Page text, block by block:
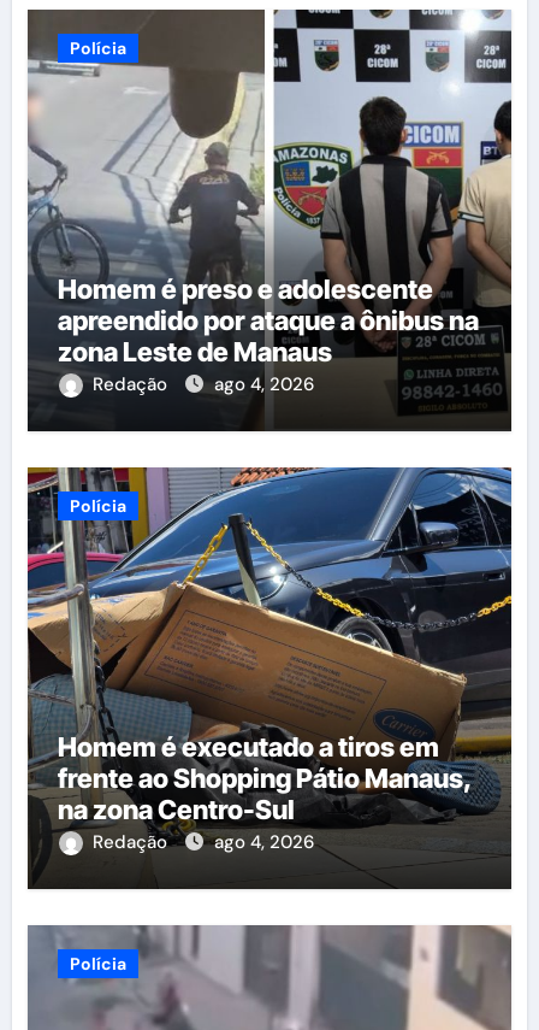
Polícia
Homem é preso e adolescente
apreendido por ataque a ônibus na
zona Leste de Manaus
Redação ago 4, 2026
Polícia
Homem é executado a tiros em
frente ao Shopping Pátio Manaus,
na zona Centro-Sul
Redação ago 4, 2026
Polícia